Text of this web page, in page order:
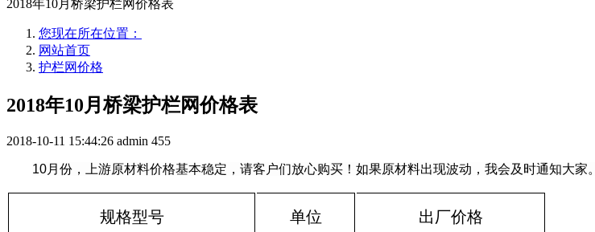
2018年10月桥梁护栏网价格表
您现在所在位置：
网站首页
护栏网价格
2018年10月桥梁护栏网价格表
2018-10-11 15:44:26 admin 455
10月份，上游原材料价格基本稳定， 请客户们放心购买！如果原材料出现波动，我会及时通知大家。
规格型号 单位 出厂价格